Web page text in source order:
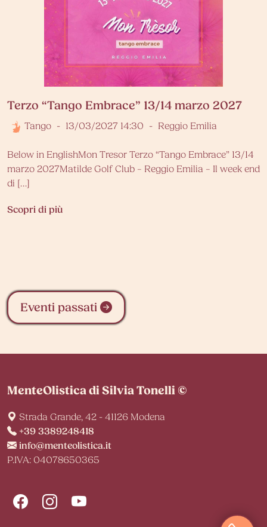
Terzo “Tango Embrace” 13/14 marzo 2027
Tango - 13/03/2027 14:30 - Reggio Emilia
Below in EnglishMon Tresor Terzo “Tango Embrace” 13/14
marzo 2027Matilde Golf Club – Reggio Emilia – Il week end
di […]
Scopri di più
Eventi passati
MenteOlistica di Silvia Tonelli ©
Strada Grande, 42 - 41126 Modena
+39 3389248418
info@menteolistica.it
P.IVA: 04078650365